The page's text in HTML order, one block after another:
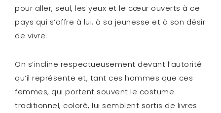
pour aller, seul, les yeux et le cœur ouverts à ce
pays qui s’offre à lui, à sa jeunesse et à son désir
de vivre.
On s’incline respectueusement devant l’autorité
qu’il représente et, tant ces hommes que ces
femmes, qui portent souvent le costume
traditionnel, coloré, lui semblent sortis de livres